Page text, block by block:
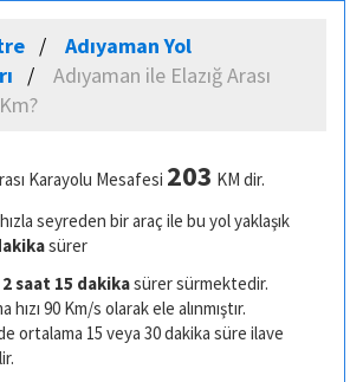
Adıyaman Yol
Adıyaman ile Elazığ Arası
Karayolu Mesafesi 203 KM dir.
seyreden bir araç ile bu yol yaklaşık
sürer
2 saat 15 dakikasürer sürmektedir.
90 Km/s olarak ele alınmıştır.
ortalama 15 veya 30 dakika süre ilave